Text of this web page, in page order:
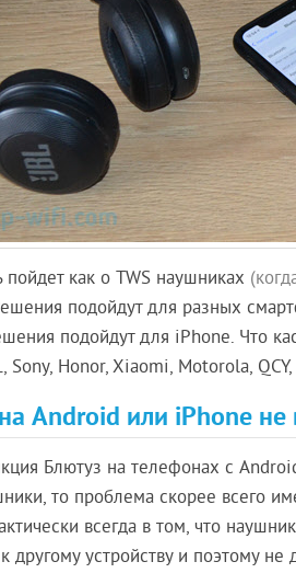
пойдет как о TWS наушниках
подойдут для разных
подойдут для iPhone. Что
Sony, Honor, Xiaomi, Motorola,
Android или iPhone не
Блютуз на телефонах с
то проблема скорее всего
всегда в том, что
другому устройству и поэтому